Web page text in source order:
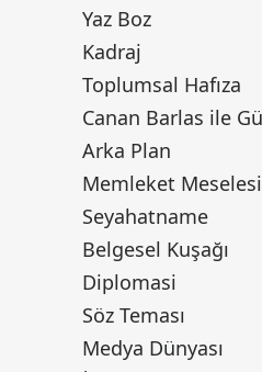
Yaz Boz
Kadraj
Toplumsal Hafıza
Arka Plan
Memleket Meselesi
Seyahatname
Belgesel Kuşağı
Diplomasi
Söz Teması
Medya Dünyası